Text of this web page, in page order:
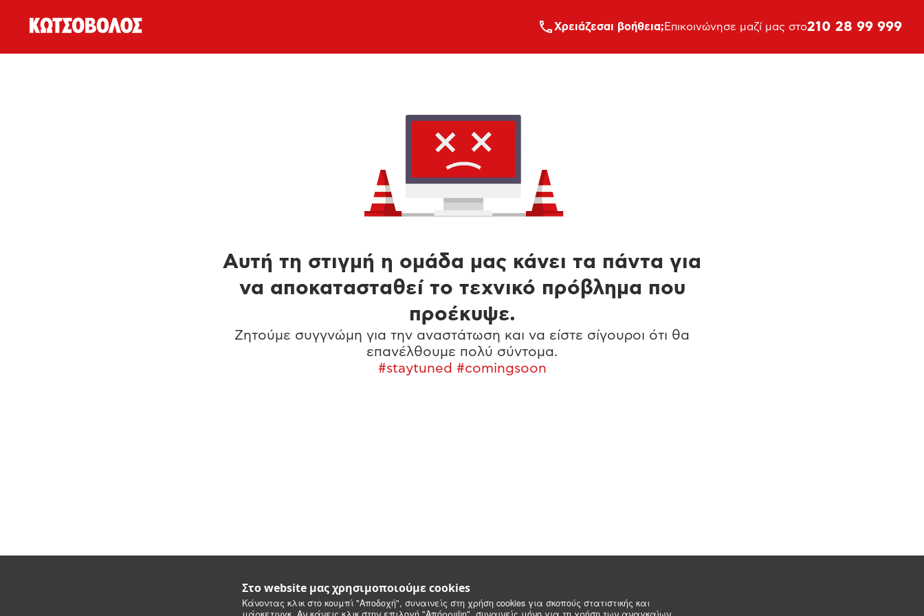
Στο website μας χρησιμοποιούμε cookies
Κάνοντας κλικ στο κουμπί "Αποδοχή", συναινείς στη χρήση cookies για σκοπούς στατιστικής και
Xρειάζεσαι βοήθεια; Επικοινώνησε μαζί μας στο210 28 99 999
Αυτή τη στιγμή η ομάδα μας κάνει τα πάντα για
να αποκατασταθεί το τεχνικό πρόβλημα που
προέκυψε.
Ζητούμε συγγνώμη για την αναστάτωση και να είστε σίγουροι ότι θα
επανέλθουμε πολύ σύντομα.
#staytuned #comingsoon